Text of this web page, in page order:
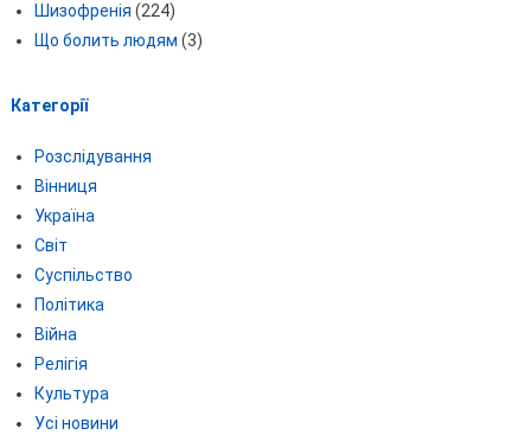
Шизофренія (224)
Що болить людям (3)
Категорії
Розслідування
Вінниця
Україна
Світ
Суспільство
Політика
Війна
Релігія
Культура
Усі новини